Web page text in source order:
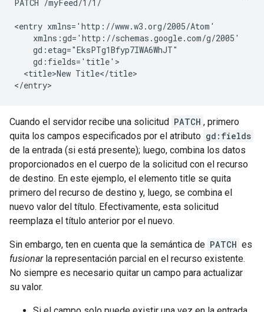
PATCH /myFeed/1/1/
<entry xmlns='http://www.w3.org/2005/Atom'
    xmlns:gd='http://schemas.google.com/g/2005'
    gd:etag="EksPTg1Bfyp7IWA6WhJT"
    gd:fields='title'>
  <title>New Title</title>
</entry>
Cuando el servidor recibe una solicitud PATCH , primero
quita los campos especificados por el atributo gd:fields
de la entrada (si está presente); luego, combina los datos
proporcionados en el cuerpo de la solicitud con el recurso
de destino. En este ejemplo, el elemento title se quita
primero del recurso de destino y, luego, se combina el
nuevo valor del título. Efectivamente, esta solicitud
reemplaza el título anterior por el nuevo.
Sin embargo, ten en cuenta que la semántica de PATCH es
fusionarla representación parcial en el recurso existente.
No siempre es necesario quitar un campo para actualizar
su valor.